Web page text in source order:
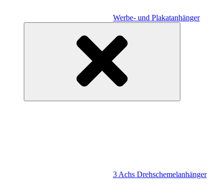
Werbe- und Plakatanhänger
3 Achs Drehschemelanhänger